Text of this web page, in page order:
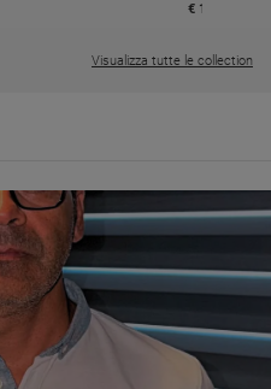
€ 18,50
Visualizza tutte le collection